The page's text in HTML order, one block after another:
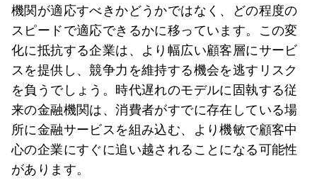
機関が適応すべきかどうかではなく、どの程度の
スピードで適応できるかに移っています。この変
化に抵抗する企業は、より幅広い顧客層にサービ
スを提供し、競争力を維持する機会を逃すリスク
を負うでしょう。時代遅れのモデルに固執する従
来の金融機関は、消費者がすでに存在している場
所に金融サービスを組み込む、より機敏で顧客中
心の企業にすぐに追い越されることになる可能性
があります。